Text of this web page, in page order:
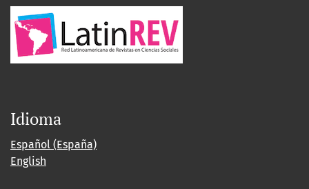
Idioma
Español (España)
English